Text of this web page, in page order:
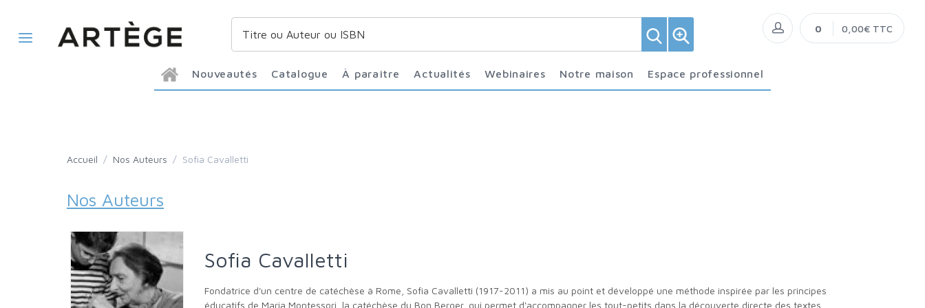
Nouveautés Catalogue À paraître Actualités Webinaires Notre maison Espace professionnel
0 0,00€ TTC
Accueil / Nos Auteurs / Sofia Cavalletti
Nos Auteurs
Sofia Cavalletti
Fondatrice d'un centre de catéchèse à Rome, Sofia Cavalletti (1917-2011) a mis au point et développé une méthode inspirée par les principes
éducatifs de Maria Montessori, la catéchèse du Bon Berger, qui permet d'accompagner les tout-petits dans la découverte directe des textes